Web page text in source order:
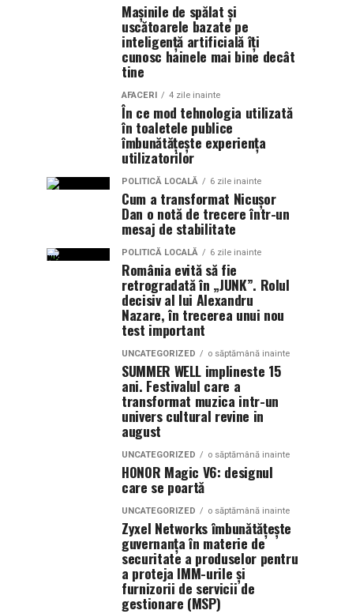
Mașinile de spălat și
uscătoarele bazate pe
inteligență artificială îți
cunosc hainele mai bine decât
tine
AFACERI 4 zile inainte
În ce mod tehnologia utilizată
în toaletele publice
îmbunătățește experiența
utilizatorilor
POLITICĂ LOCALĂ 6 zile inainte
Cum a transformat Nicușor
Dan o notă de trecere într-un
mesaj de stabilitate
POLITICĂ LOCALĂ 6 zile inainte
România evită să fie
retrogradată în „JUNK”. Rolul
decisiv al lui Alexandru
Nazare, în trecerea unui nou
test important
UNCATEGORIZED o săptămână inainte
SUMMER WELL implineste 15
ani. Festivalul care a
transformat muzica intr-un
univers cultural revine in
august
UNCATEGORIZED o săptămână inainte
HONOR Magic V6: designul
care se poartă
UNCATEGORIZED o săptămână inainte
Zyxel Networks îmbunătățește
guvernanța în materie de
securitate a produselor pentru
a proteja IMM-urile și
furnizorii de servicii de
gestionare (MSP)